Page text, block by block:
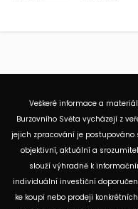
Veškeré informace a
Burzovního Světa vycházejí z
jejich zpracování je
objektivní, aktuální a
slouží výhradně k
individuální investiční
ke koupi nebo prodeji